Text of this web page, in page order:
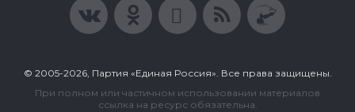
© 2005-2026, Партия «Единая Россия». Все права защищены.
При полном или частичном использовании материалов
ссылка на ресурс обязательна.